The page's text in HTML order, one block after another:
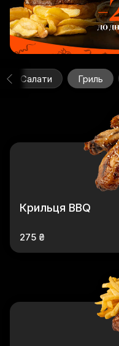
Салати Гриль
Крильця BBQ
275 ₴